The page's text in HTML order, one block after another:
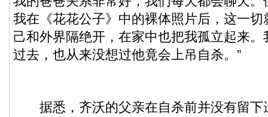
我在《花花公子》中的裸体照片后，这一
己和外界隔绝开，在家中也把我孤立起来
过去，也从来没想过他竟会上吊自杀。”
据悉，齐沃的父亲在自杀前并没有留下